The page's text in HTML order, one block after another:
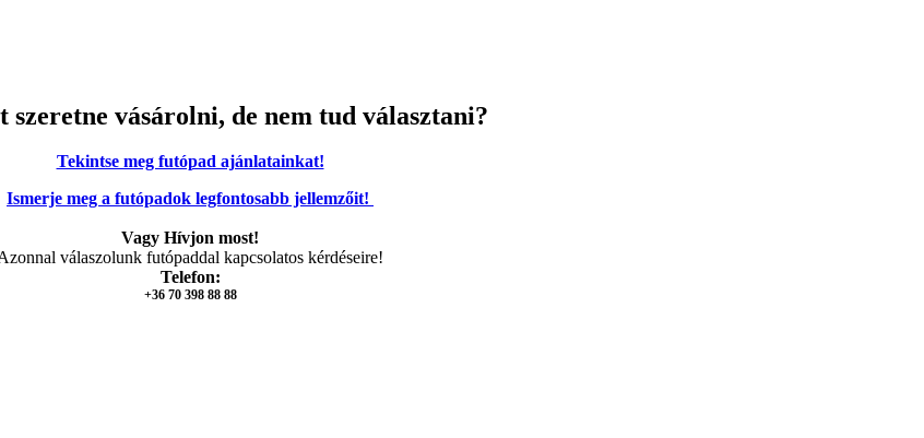
szeretne vásárolni, de nem tud választani?
Tekintse meg futópad ajánlatainkat!
Ismerje meg a futópadok legfontosabb jellemzőit!
Vagy Hívjon most!
válaszolunk futópaddal kapcsolatos kérdéseire!
Telefon:
+36 70 398 88 88